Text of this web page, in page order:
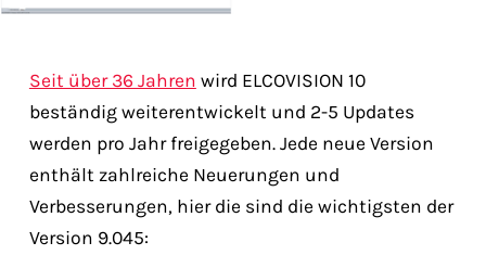
Seit über 36 Jahren wird ELCOVISION 10
beständig weiterentwickelt und 2-5 Updates
werden pro Jahr freigegeben. Jede neue Version
enthält zahlreiche Neuerungen und
Verbesserungen, hier die sind die wichtigsten der
Version 9.045: